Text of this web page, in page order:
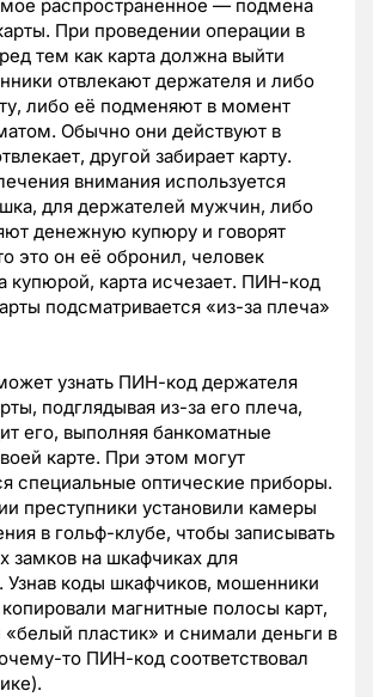
распространенное — подмена
При проведении операции в
тем как карта должна выйти
отвлекают держателя и либо
либо её подменяют в момент
Обычно они действуют в
другой забирает карту.
внимания используется
для держателей мужчин, либо
денежную купюру и говорят
это он её обронил, человек
купюрой, карта исчезает. ПИН-код
подсматривается «из-за плеча»
узнать ПИН-код держателя
подглядывая из-за его плеча,
его, выполняя банкоматные
карте. При этом могут
специальные оптические приборы.
преступники установили камеры
в гольф-клубе, чтобы записывать
замков на шкафчиках для
Узнав коды шкафчиков, мошенники
магнитные полосы карт,
«белый пластик» и снимали деньги в
то ПИН-код соответствовал